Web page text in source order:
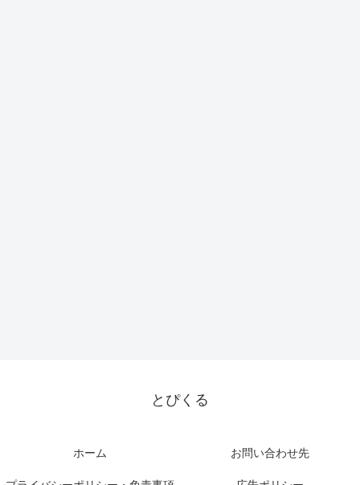
とぴくる
ホーム お問い合わせ先